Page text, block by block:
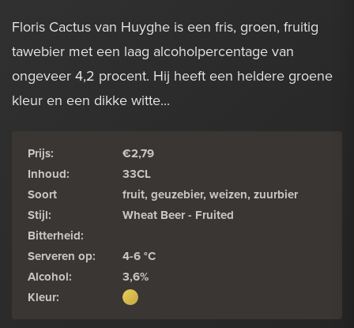
Floris Cactus van Huyghe is een fris, groen, fruitig
tawebier met een laag alcoholpercentage van
ongeveer 4,2 procent. Hij heeft een heldere groene
kleur en een dikke witte...
Prijs:
€2,79
Inhoud:
33CL
Soort
fruit, geuzebier, weizen, zuurbier
Stijl:
Wheat Beer - Fruited
Bitterheid:
Serveren op:
4-6 °C
Alcohol:
3,6%
Kleur: